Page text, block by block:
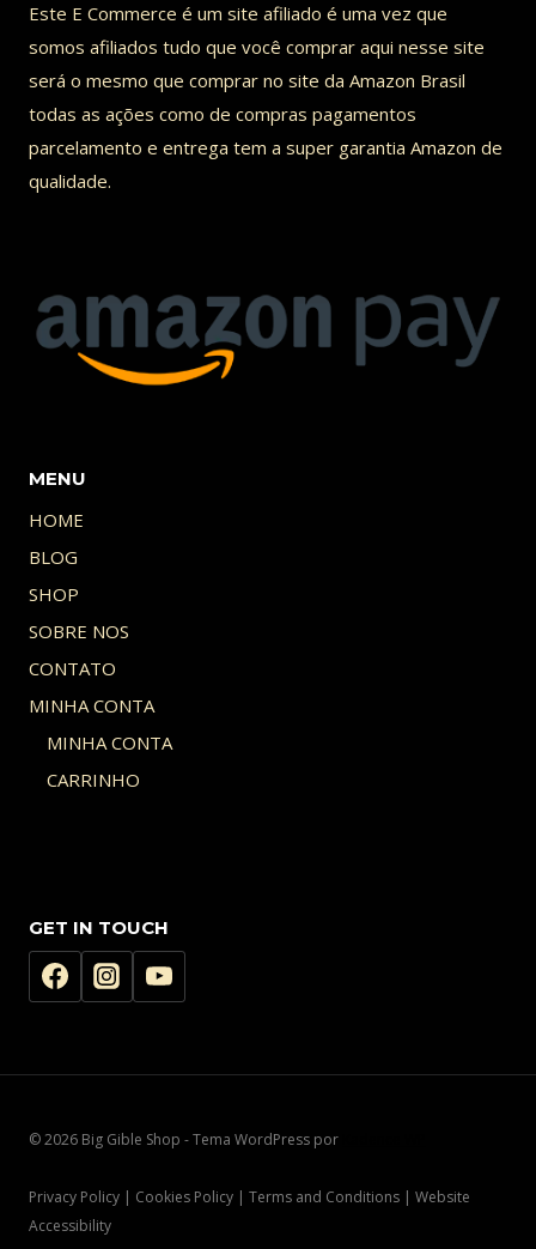
QUEM
É
MAIS
PODEROSO?
Este E Commerce é um site afiliado é uma vez que
somos afiliados tudo que você comprar aqui nesse site
será o mesmo que comprar no site da Amazon Brasil
todas as ações como de compras pagamentos
parcelamento e entrega tem a super garantia Amazon de
qualidade.
MENU
HOME
BLOG
SHOP
SOBRE NOS
CONTATO
MINHA CONTA
MINHA CONTA
CARRINHO
GET IN TOUCH
© 2026 Big Gible Shop - Tema WordPress por
Privacy Policy | Cookies Policy | Terms and Conditions | Website
Accessibility